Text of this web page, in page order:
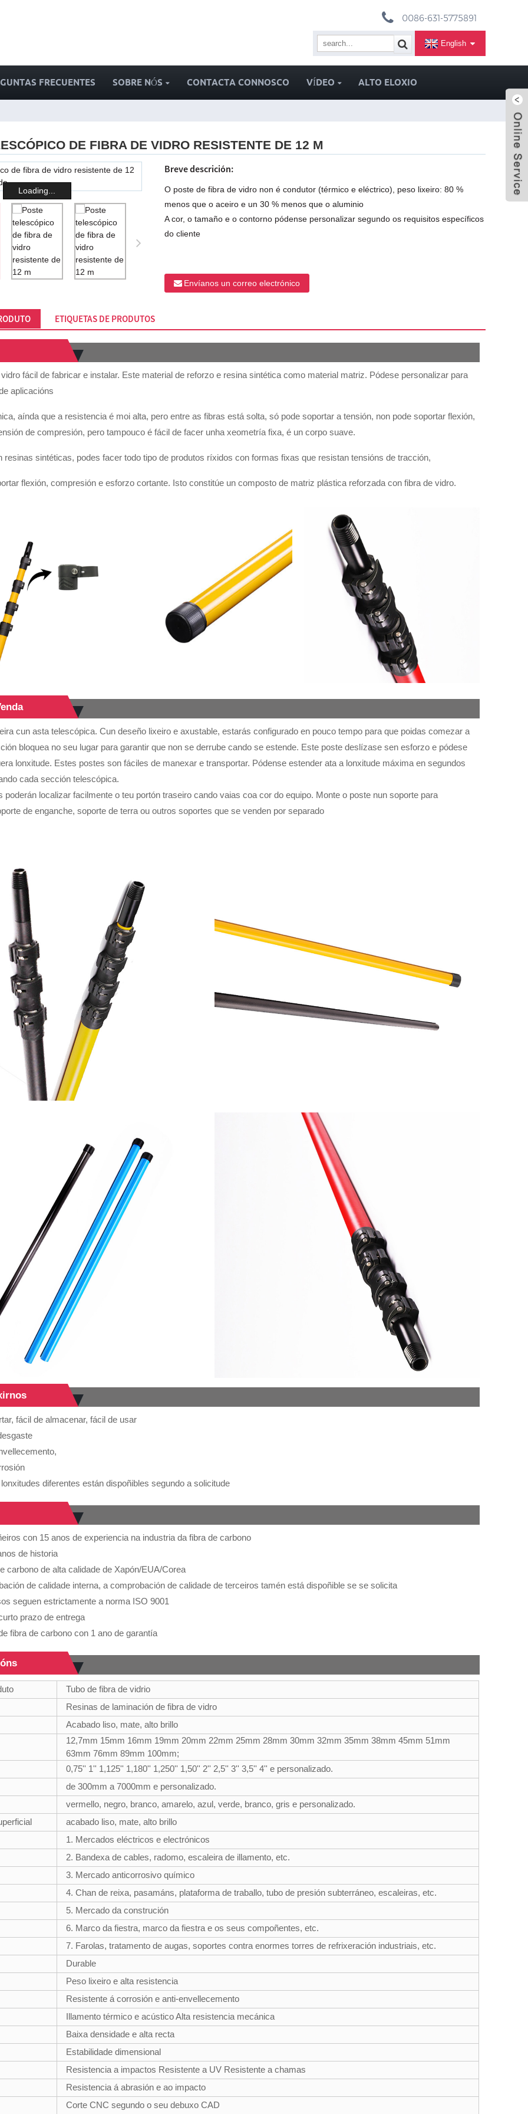
0086-631-5775891
English
FRECUENTES SOBRE NÓS CONTACTA CONNOSCO VÍDEO ALTO ELOXIO
DE FIBRA DE VIDRO RESISTENTE DE 12 M
Loading...
Breve descrición:
O poste de fibra de vidro non é condutor (térmico e eléctrico), peso lixeiro: 80 %
menos que o aceiro e un 30 % menos que o aluminio
A cor, o tamaño e o contorno pódense personalizar segundo os requisitos específicos
do cliente
Envíanos un correo electrónico
ETIQUETAS DE PRODUTOS
fácil de fabricar e instalar. Este material de reforzo e resina sintética como material matriz. Pódese personalizar para
aplicacións
aínda que a resistencia é moi alta, pero entre as fibras está solta, só pode soportar a tensión, non pode soportar flexión,
de compresión, pero tampouco é fácil de facer unha xeometría fixa, é un corpo suave.
resinas sintéticas, podes facer todo tipo de produtos ríxidos con formas fixas que resistan tensións de tracción,
flexión, compresión e esforzo cortante. Isto constitúe un composto de matriz plástica reforzada con fibra de vidro.
cun asta telescópica. Cun deseño lixeiro e axustable, estarás configurado en pouco tempo para que poidas comezar a
bloquea no seu lugar para garantir que non se derrube cando se estende. Este poste deslízase sen esforzo e pódese
lonxitude. Estes postes son fáciles de manexar e transportar. Pódense estender ata a lonxitude máxima en segundos
cada sección telescópica.
poderán localizar facilmente o teu portón traseiro cando vaias coa cor do equipo. Monte o poste nun soporte para
de enganche, soporte de terra ou outros soportes que se venden por separado
fácil de almacenar, fácil de usar
diferentes están dispoñibles segundo a solicitude
con 15 anos de experiencia na industria da fibra de carbono
de historia
carbono de alta calidade de Xapón/EUA/Corea
de calidade interna, a comprobación de calidade de terceiros tamén está dispoñible se se solicita
seguen estrictamente a norma ISO 9001
prazo de entrega
fibra de carbono con 1 ano de garantía
Tubo de fibra de vidrio
Resinas de laminación de fibra de vidro
Acabado liso, mate, alto brillo
12,7mm 15mm 16mm 19mm 20mm 22mm 25mm 28mm 30mm 32mm 35mm 38mm 45mm 51mm
63mm 76mm 89mm 100mm;
0,75'' 1'' 1,125'' 1,180'' 1,250'' 1,50'' 2'' 2,5'' 3'' 3,5'' 4'' e personalizado.
de 300mm a 7000mm e personalizado.
vermello, negro, branco, amarelo, azul, verde, branco, gris e personalizado.
acabado liso, mate, alto brillo
1. Mercados eléctricos e electrónicos
2. Bandexa de cables, radomo, escaleira de illamento, etc.
3. Mercado anticorrosivo químico
4. Chan de reixa, pasamáns, plataforma de traballo, tubo de presión subterráneo, escaleiras, etc.
5. Mercado da construción
6. Marco da fiestra, marco da fiestra e os seus compoñentes, etc.
7. Farolas, tratamento de augas, soportes contra enormes torres de refrixeración industriais, etc.
Durable
Peso lixeiro e alta resistencia
Resistente á corrosión e anti-envellecemento
Illamento térmico e acústico Alta resistencia mecánica
Baixa densidade e alta recta
Estabilidade dimensional
Resistencia a impactos Resistente a UV Resistente a chamas
Resistencia á abrasión e ao impacto
Corte CNC segundo o seu debuxo CAD